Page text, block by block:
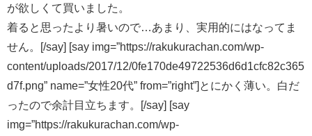
が欲しくて買いました。
着ると思ったより暑いので…あまり、実用的にはなってま
せん。[/say] [say img=”https://rakukurachan.com/wp-
content/uploads/2017/12/0fe170de49722536d6d1cfc82c365
d7f.png” name=”女性20代” from=”right”]とにかく薄い。白だ
ったので余計目立ちます。[/say] [say
img=”https://rakukurachan.com/wp-